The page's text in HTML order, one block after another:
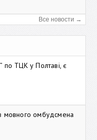
Все новости →
по ТЦК у Полтаві, є
мовного омбудсмена